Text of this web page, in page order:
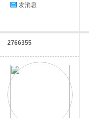
发消息
2766355